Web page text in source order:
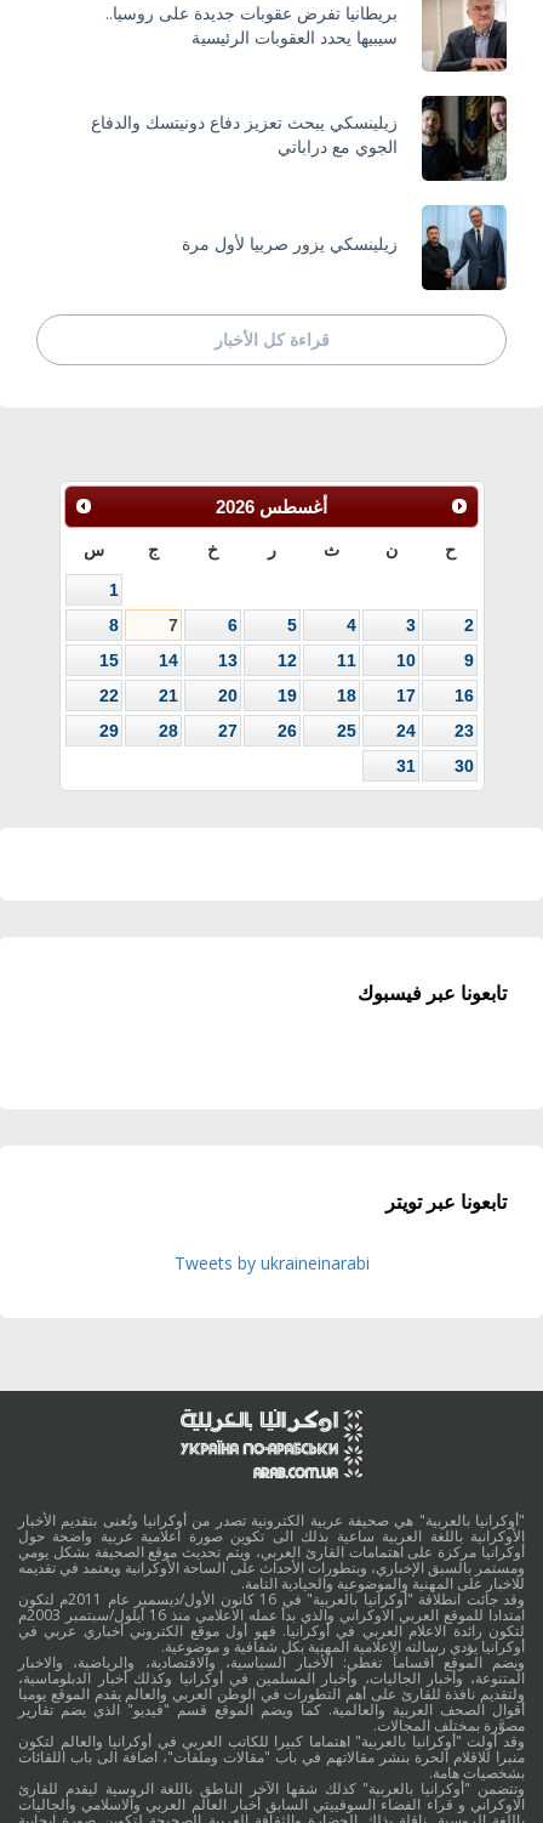
بريطانيا تفرض عقوبات جديدة على روسيا..
سيبيها يحدد العقوبات الرئيسية
زيلينسكي يبحث تعزيز دفاع دونيتسك والدفاع
الجوي مع دراباتي
زيلينسكي يزور صربيا لأول مرة
قراءة كل الأخبار
أغسطس 2026
ح ن ث ر خ ج س
1
2
3
4
5
6
7
8
9
10
11
12
13
14
15
16
17
18
19
20
21
22
23
24
25
26
27
28
29
30
31
تابعونا عبر فيسبوك
تابعونا عبر تويتر
Tweets by ukraineinarabi
"أوكرانيا بالعربية" هي صحيفة عربية الكترونية تصدر من أوكرانيا وتُعنى بتقديم الأخبار
الأوكرانية باللغة العربية ساعية بذلك الى تكوين صورة اعلامية عربية واضحة حول
أوكرانيا مركزة على اهتمامات القارئ العربي، ويتم تحديث موقع الصحيفة بشكل يومي
ومستمر بالسبق الإخباري، وبتطورات الأحداث على الساحة الأوكرانية ويعتمد في تقديمه
للاخبار على المهنية والموضوعية والحيادية التامة.
وقد جائت انطلاقة "أوكرانيا بالعربية" في 16 كانون الأول/ديسمبر عام 2011م لتكون
امتدادا للموقع العربي الاوكراني والذي بدأ عمله الاعلامي منذ 16 أيلول/سبتمبر 2003م
لتكون رائدة الاعلام العربي في أوكرانيا. فهو أول موقع الكتروني أخباري عربي في
أوكرانيا يؤدي رسالته الاعلامية المهنية بكل شفافية و موضوعية.
ويضم الموقع أقساماً تغطي: الأخبار السياسية، والاقتصادية، والرياضية، والاخبار
المتنوعة، وأخبار الجاليات، وأخبار المسلمين في أوكرانيا وكذلك أخبار الدبلوماسية،
ولتقديم نافذة للقارئ على أهم التطورات في الوطن العربي والعالم يقدم الموقع يوميا
أقوال الصحف العربية والعالمية. كما ويضم الموقع قسم "فيديو" الذي يضم تقارير
مصوَّرة بمختلف المجالات.
وقد أولت "أوكرانيا بالعربية" اهتماما كبيرا للكاتب العربي في أوكرانيا والعالم لتكون
منبرا للاقلام الحرة بنشر مقالاتهم في باب "مقالات وملفات"، اضافة الى باب اللقائات
بشخصيات هامة.
وتتضمن "أوكرانيا بالعربية" كذلك شقها الآخر الناطق باللغة الروسية ليقدم للقارئ
الاوكراني و قراء الفضاء السوفييتي السابق أخبار العالم العربي والاسلامي والجاليات